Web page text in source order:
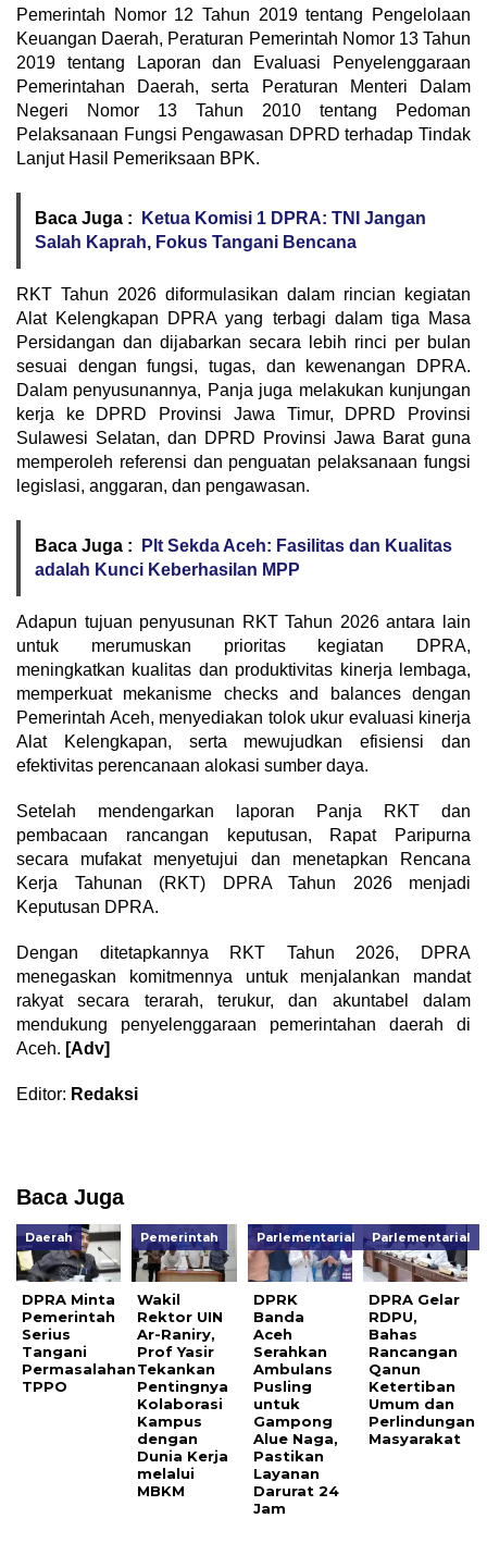
Pemerintah Nomor 12 Tahun 2019 tentang Pengelolaan
Keuangan Daerah, Peraturan Pemerintah Nomor 13 Tahun
2019 tentang Laporan dan Evaluasi Penyelenggaraan
Pemerintahan Daerah, serta Peraturan Menteri Dalam
Negeri Nomor 13 Tahun 2010 tentang Pedoman
Pelaksanaan Fungsi Pengawasan DPRD terhadap Tindak
Lanjut Hasil Pemeriksaan BPK.
Baca Juga :
Ketua Komisi 1 DPRA: TNI Jangan
Salah Kaprah, Fokus Tangani Bencana
RKT Tahun 2026 diformulasikan dalam rincian kegiatan
Alat Kelengkapan DPRA yang terbagi dalam tiga Masa
Persidangan dan dijabarkan secara lebih rinci per bulan
sesuai dengan fungsi, tugas, dan kewenangan DPRA.
Dalam penyusunannya, Panja juga melakukan kunjungan
kerja ke DPRD Provinsi Jawa Timur, DPRD Provinsi
Sulawesi Selatan, dan DPRD Provinsi Jawa Barat guna
memperoleh referensi dan penguatan pelaksanaan fungsi
legislasi, anggaran, dan pengawasan.
Baca Juga :
Plt Sekda Aceh: Fasilitas dan Kualitas
adalah Kunci Keberhasilan MPP
Adapun tujuan penyusunan RKT Tahun 2026 antara lain
untuk merumuskan prioritas kegiatan DPRA,
meningkatkan kualitas dan produktivitas kinerja lembaga,
memperkuat mekanisme checks and balances dengan
Pemerintah Aceh, menyediakan tolok ukur evaluasi kinerja
Alat Kelengkapan, serta mewujudkan efisiensi dan
efektivitas perencanaan alokasi sumber daya.
Setelah mendengarkan laporan Panja RKT dan
pembacaan rancangan keputusan, Rapat Paripurna
secara mufakat menyetujui dan menetapkan Rencana
Kerja Tahunan (RKT) DPRA Tahun 2026 menjadi
Keputusan DPRA.
Dengan ditetapkannya RKT Tahun 2026, DPRA
menegaskan komitmennya untuk menjalankan mandat
rakyat secara terarah, terukur, dan akuntabel dalam
mendukung penyelenggaraan pemerintahan daerah di
Aceh. [Adv]
Editor: Redaksi
Baca Juga
Daerah
DPRA Minta
Pemerintah
Serius
Tangani
Permasalahan
TPPO
Pemerintah
Wakil
Rektor UIN
Ar-Raniry,
Prof Yasir
Tekankan
Pentingnya
Kolaborasi
Kampus
dengan
Dunia Kerja
melalui
MBKM
Parlementarial
DPRK
Banda
Aceh
Serahkan
Ambulans
Pusling
untuk
Gampong
Alue Naga,
Pastikan
Layanan
Darurat 24
Jam
Parlementarial
DPRA Gelar
RDPU,
Bahas
Rancangan
Qanun
Ketertiban
Umum dan
Perlindungan
Masyarakat